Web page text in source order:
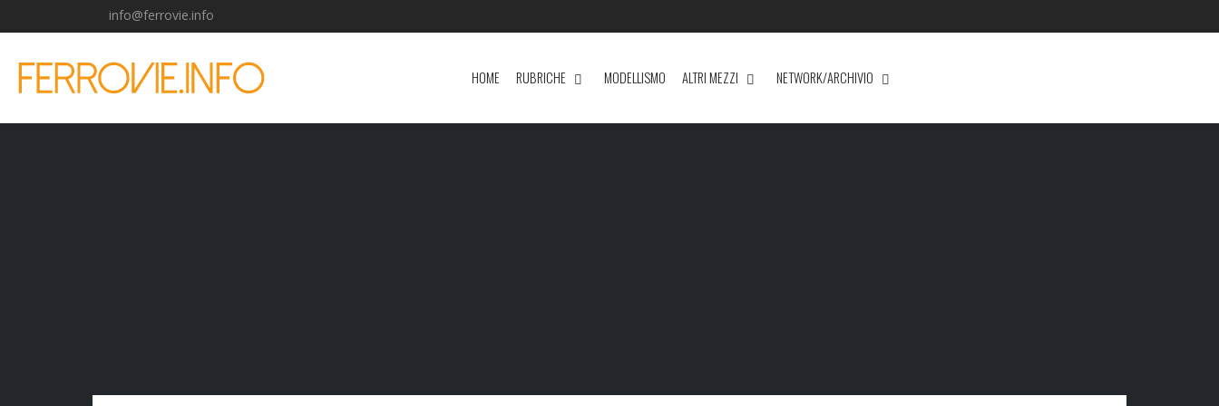
info@ferrovie.info
HOME RUBRICHE MODELLISMO ALTRI MEZZI NETWORK/ARCHIVIO